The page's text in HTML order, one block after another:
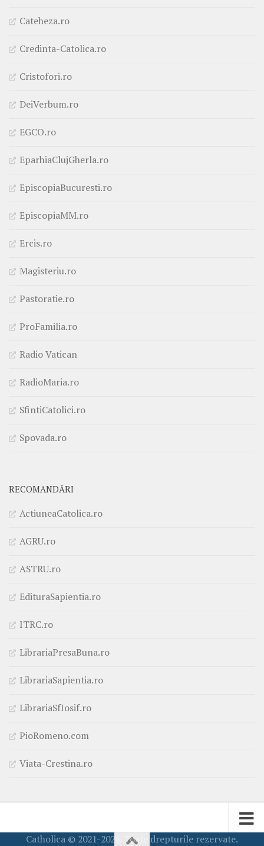
Cateheza.ro
Credinta-Catolica.ro
Cristofori.ro
DeiVerbum.ro
EGCO.ro
EparhiaClujGherla.ro
EpiscopiaBucuresti.ro
EpiscopiaMM.ro
Ercis.ro
Magisteriu.ro
Pastoratie.ro
ProFamilia.ro
Radio Vatican
RadioMaria.ro
SfintiCatolici.ro
Spovada.ro
RECOMANDĂRI
ActiuneaCatolica.ro
AGRU.ro
ASTRU.ro
EdituraSapientia.ro
ITRC.ro
LibrariaPresaBuna.ro
LibrariaSapientia.ro
LibrariaSfIosif.ro
PioRomeno.com
Viata-Crestina.ro
Catholica © 2021-2026. Toate drepturile rezervate.